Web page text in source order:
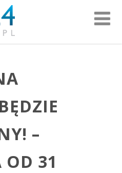
–
OD 31